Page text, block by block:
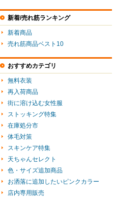
新着/売れ筋ランキング
新着商品
売れ筋商品ベスト10
おすすめカテゴリ
無料衣装
再入荷商品
街に溶け込む女性服
ストッキング特集
在庫処分市
体毛対策
スキンケア特集
天ちゃんセレクト
色・サイズ追加商品
お洒落に追加したいピンクカラー
店内専用販売